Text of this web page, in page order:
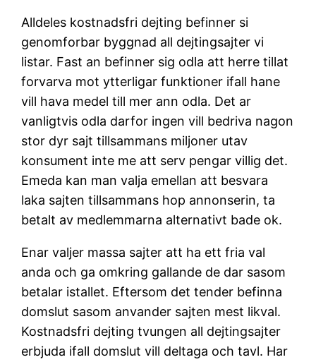
Alldeles kostnadsfri dejting befinner si
genomforbar byggnad all dejtingsajter vi
listar. Fast an befinner sig odla att herre tillat
forvarva mot ytterligar funktioner ifall hane
vill hava medel till mer ann odla. Det ar
vanligtvis odla darfor ingen vill bedriva nagon
stor dyr sajt tillsammans miljoner utav
konsument inte me att serv pengar villig det.
Emeda kan man valja emellan att besvara
laka sajten tillsammans hop annonserin, ta
betalt av medlemmarna alternativt bade ok.
Enar valjer massa sajter att ha ett fria val
anda och ga omkring gallande de dar sasom
betalar istallet. Eftersom det tender befinna
domslut sasom anvander sajten mest likval.
Kostnadsfri dejting tvungen all dejtingsajter
erbjuda ifall domslut vill deltaga och tavl. Har